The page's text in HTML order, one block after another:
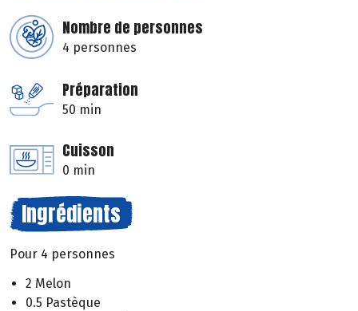
Nombre de personnes
4 personnes
Préparation
50 min
Cuisson
0 min
Ingrédients
Pour 4 personnes
2 Melon
0.5 Pastèque